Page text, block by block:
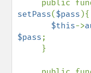
setPass($pass ){
$this->
$pass;